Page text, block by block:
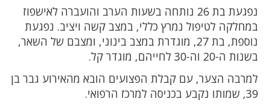
נפגעת בת 26 נותחה בשעות הערב והועברה לאישפוז
במחלקה לטיפול נמרץ כללי, במצב קשה ויציב. נפגעת
נוספת, בת 27, מוגדרת במצב בינוני, ומצבם של השאר,
בשנות ה-20 וה-30 לחייהם, מוגדר קל.
למרבה הצער, עם קבלת הפצועים הובא מהאירוע גבר בן
39, שמותו נקבע בכניסה למרכז הרפואי.